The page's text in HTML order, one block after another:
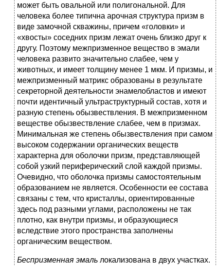
может быть овальной или полигональной. Для
человека более типична арочная структура призм в
виде замочной скважины, причем «головки» и
«хвосты» соседних призм лежат очень близко друг к
другу. Поэтому межпризменное вещество в эмали
человека развито значительно слабее, чем у
животных, и имеет толщину менее 1 мкм. И призмы, и
межпризменный матрикс образованы в результате
секреторной деятельности энамелобластов и имеют
почти идентичный ультраструктурный состав, хотя и
разную степень обызвествления. В межпризменном
веществе обызвествление слабее, чем в призмах.
Минимальная же степень обызвествления при самом
высоком содержании органических веществ
характерна для оболочки призм, представляющей
собой узкий периферический слой каждой призмы.
Очевидно, что оболочка призмы самостоятельным
образованием не является. Особенности ее состава
связаны с тем, что кристаллы, ориентированные
здесь под разными углами, расположены не так
плотно, как внутри призмы, и образующиеся
вследствие этого пространства заполнены
органическим веществом.
Беспризменная эмаль локализована в двух участках.